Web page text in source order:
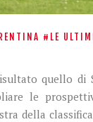
LE
quello di
le
della